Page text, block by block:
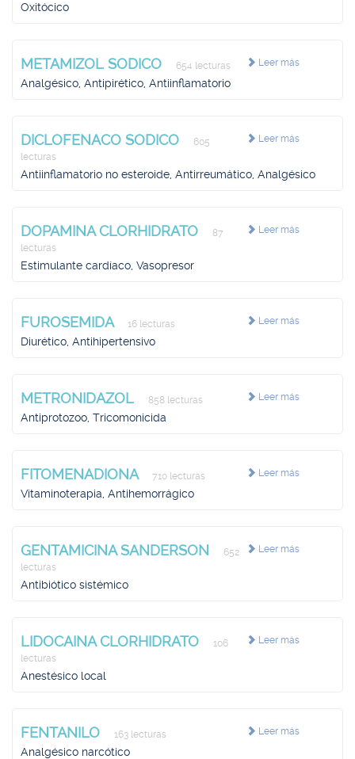
Oxitócico
Leer más
METAMIZOL SODICO 654 lecturas
Analgésico, Antipirético, Antiinflamatorio
Leer más
DICLOFENACO SODICO
605
lecturas
Antiinflamatorio no esteroide, Antirreumático, Analgésico
Leer más
DOPAMINA CLORHIDRATO
87
lecturas
Estimulante cardíaco, Vasopresor
Leer más
FUROSEMIDA 16 lecturas
Diurético, Antihipertensivo
Leer más
METRONIDAZOL 858 lecturas
Antiprotozoo, Tricomonicida
Leer más
FITOMENADIONA 710 lecturas
Vitaminoterapia, Antihemorrágico
Leer más
GENTAMICINA SANDERSON
652
lecturas
Antibiótico sistémico
Leer más
LIDOCAINA CLORHIDRATO
106
lecturas
Anestésico local
Leer más
FENTANILO 163 lecturas
Analgésico narcótico